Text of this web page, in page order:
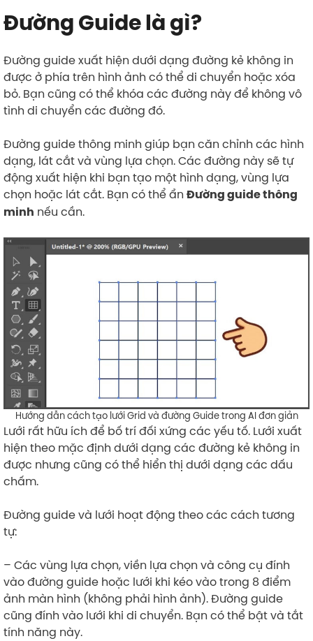
Đường Guide là gì?
Đường guide xuất hiện dưới dạng đường kẻ không in
được ở phía trên hình ảnh có thể di chuyển hoặc xóa
bỏ. Bạn cũng có thể khóa các đường này để không vô
tình di chuyển các đường đó.
Đường guide thông minh giúp bạn căn chỉnh các hình
dạng, lát cắt và vùng lựa chọn. Các đường này sẽ tự
động xuất hiện khi bạn tạo một hình dạng, vùng lựa
chọn hoặc lát cắt. Bạn có thể ẩn Đường guide thông
minh nếu cần.
Hướng dẫn cách tạo lưới Grid và đường Guide trong AI đơn giản
Lưới rất hữu ích để bố trí đối xứng các yếu tố. Lưới xuất
hiện theo mặc định dưới dạng các đường kẻ không in
được nhưng cũng có thể hiển thị dưới dạng các dấu
chấm.
Đường guide và lưới hoạt động theo các cách tương
tự:
– Các vùng lựa chọn, viền lựa chọn và công cụ đính
vào đường guide hoặc lưới khi kéo vào trong 8 điểm
ảnh màn hình (không phải hình ảnh). Đường guide
cũng đính vào lưới khi di chuyển. Bạn có thể bật và tắt
tính năng này.